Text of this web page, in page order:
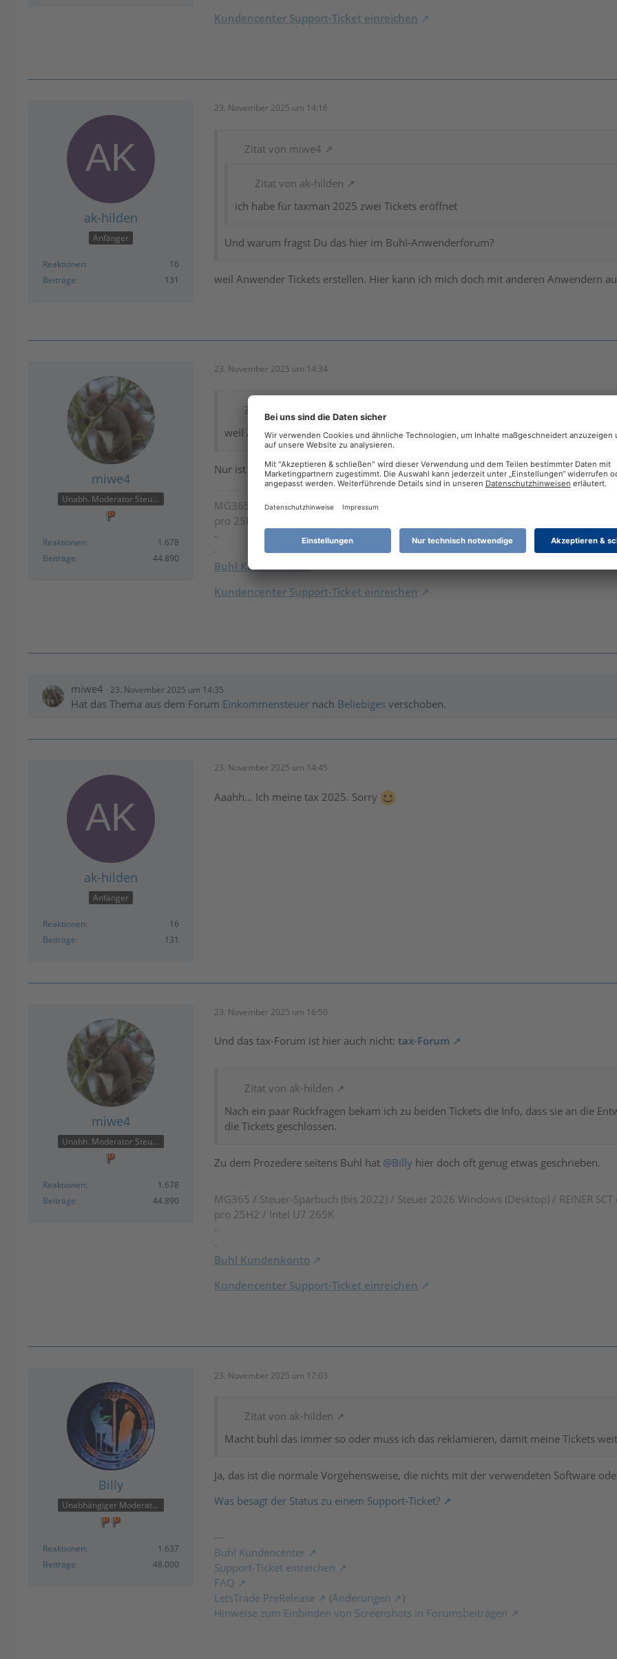
Kundencenter Support-Ticket einreichen
ak-hilden
Anfänger
Reaktionen
16
Beiträge
131
23. November 2025 um 14:16
Zitat von miwe4
Zitat von ak-hilden
ich habe für taxman 2025 zwei Tickets eröffnet
Und warum fragst Du das hier im Buhl-Anwenderforum?
weil Anwender Tickets erstellen. Hier kann ich mich doch mit anderen Anwendern
miwe4
Unabh. Moderator Steuer
Reaktionen
1.678
Beiträge
44.890
23. November 2025 um 14:34
Zitat von ak-hilden
weil Anwender Tickets erstellen. Hier kann ich mich doch mit anderen Anwendern
Nur ist taxman meines Wissens nach keine Software von Buhl.
MG365 Steuer-Sparbuch (bis 2022) / Steuer 2026 Windows (Desktop) / REINER
pro 25H2 / Intel U7 265K
-
-
Buhl Kundenkonto
Kundencenter Support-Ticket einreichen
miwe4 23. November 2025 um 14:35
Hat das Thema aus dem Forum Einkommensteuer nach Beliebiges verschoben.
ak-hilden
Anfänger
Reaktionen
16
Beiträge
131
23. November 2025 um 14:45
Aaahh... Ich meine tax 2025. Sorry
miwe4
Unabh. Moderator Steuer
Reaktionen
1.678
Beiträge
44.890
23. November 2025 um 16:50
Und das tax-Forum ist hier auch nicht: tax-Forum
Zitat von ak-hilden
Nach ein paar Rückfragen bekam ich zu beiden Tickets die Info, dass sie an die
die Tickets geschlossen.
Zu dem Prozedere seitens Buhl hat @Billy hier doch oft genug etwas geschrieben.
MG365 / Steuer-Sparbuch (bis 2022) / Steuer 2026 Windows (Desktop) / REINER
pro 25H2 / Intel U7 265K
-
-
Buhl Kundenkonto
Kundencenter Support-Ticket einreichen
Billy
Unabhängiger Moderator
Reaktionen
1.637
Beiträge
48.000
23. November 2025 um 17:03
Zitat von ak-hilden
Macht buhl das immer so oder muss ich das reklamieren, damit meine Tickets
Ja, das ist die normale Vorgehensweise, die nichts mit der verwendeten Software
Was besagt der Status zu einem Support-Ticket?
---
Buhl Kundencenter
Support-Ticket einreichen
FAQ
LetsTrade PreRelease
(Änderungen
)
Hinweise zum Einbinden von Screenshots in Forumsbeiträgen